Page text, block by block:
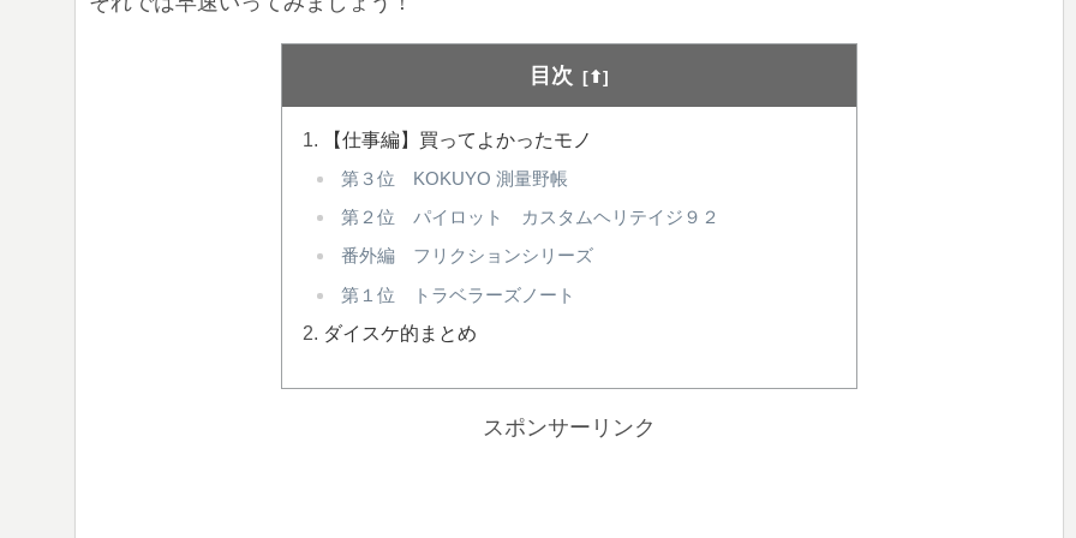
目次
【仕事編】買ってよかったモノ
第３位 KOKUYO 測量野帳
第２位 パイロット カスタムヘリテイジ９２
番外編 フリクションシリーズ
第１位 トラベラーズノート
ダイスケ的まとめ
スポンサーリンク